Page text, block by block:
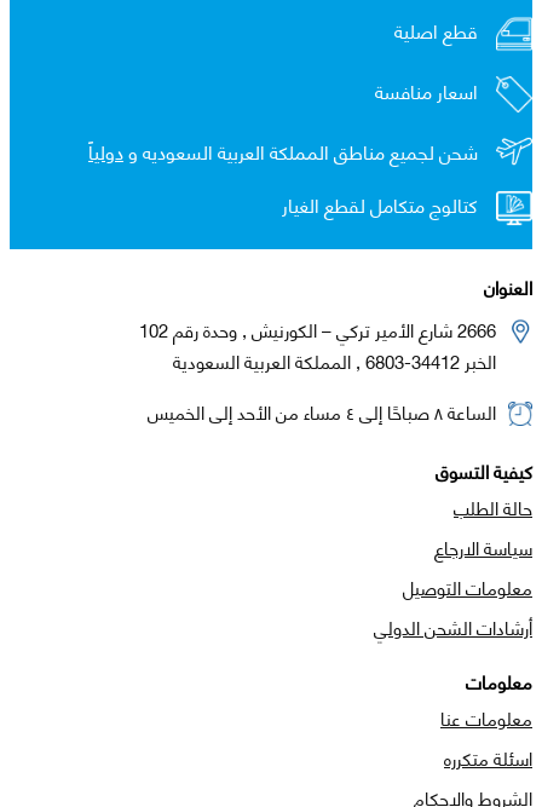
قطع اصلية
اسعار منافسة
شحن لجميع مناطق المملكة العربية السعوديه ودولياً
كتالوج متكامل لقطع الغيار
العنوان
2666 شارع الأمير تركي – الكورنيش , وحدة رقم 102
الخبر 34412-6803 , المملكة العربية السعودية
الساعة ٨ صباحًا إلى ٤ مساء من الأحد إلى الخميس
كيفية التسوق
حالة الطلب
سياسة الارجاع
معلومات التوصيل
أرشادات الشحن الدولي
معلومات
معلومات عنا
اسئلة متكرره
الشروط والاحكام